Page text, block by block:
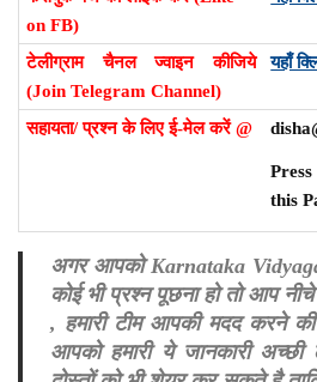
on FB)
टेलीग्राम चैनल ज्वाइन कीजिये
(Join Telegram Channel)
यहाँ
सहायता/ प्रश्न के लिए ई-मेल करें @
this
अगर आपको Karnataka
कोई भी प्रश्न पूछना हो तो आप
, हमारी टीम आपकी मदद करने
आपको हमारी ये जानकारी